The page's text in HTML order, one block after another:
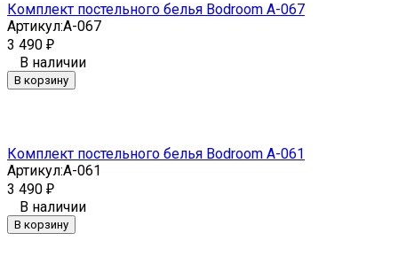
Комплект постельного белья Bodroom A-067
Артикул:A-067
3 490 ₽
В наличии
В корзину
Комплект постельного белья Bodroom A-061
Артикул:A-061
3 490 ₽
В наличии
В корзину